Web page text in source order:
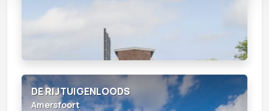
DE RIJTUIGENLOODS
Amersfoort